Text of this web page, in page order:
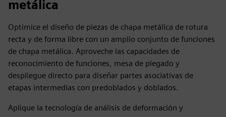
metálica
Optimice el diseño de piezas de chapa metálica de rotura
recta y de forma libre con un amplio conjunto de funciones
de chapa metálica. Aproveche las capacidades de
reconocimiento de funciones, mesa de plegado y
despliegue directo para diseñar partes asociativas de
etapas intermedias con predoblados y doblados.
Aplique la tecnología de análisis de deformación y